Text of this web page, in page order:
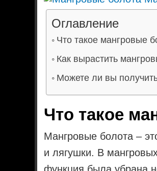
Оглавление
Что такое мангровые
Как вырастить
Можете ли вы
Что такое
Мангровые болота –
и лягушки. В